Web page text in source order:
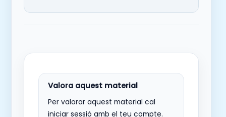
Per valorar aquest material cal
iniciar sessió amb el teu compte.